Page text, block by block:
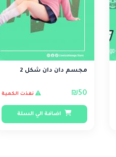
مجسم دان دان شكل 2
₪50 نفذت الكمية
اضافة الي السلة